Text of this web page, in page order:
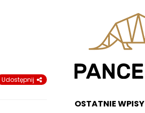
Udostępnij
OSTATNIE WPISY